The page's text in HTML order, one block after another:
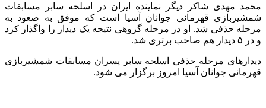
محمد مهدی شاکر دیگر نماینده ایران در اسلحه سابر مسابقات
شمشیربازی قهرمانی جوانان آسیا است که موفق به صعود به
مرحله حذفی شد. او در مرحله گروهی نتیجه یک دیدار را واگذار کرد
و در ۵ دیدار هم صاحب برتری شد.
دیدارهای مرحله حذفی اسلحه سابر پسران مسابقات شمشیربازی
قهرمانی جوانان آسیا امروز برگزار می شود.